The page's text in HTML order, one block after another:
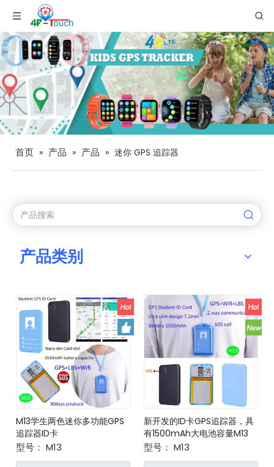
首页 » 产品 » 产品 » 迷你 GPS 追踪器
产品类别
M13学生两色迷你多功能GPS
追踪器ID卡
型号： M13
新开发的ID卡GPS追踪器，具
有1500mAh大电池容量M13
型号： M13